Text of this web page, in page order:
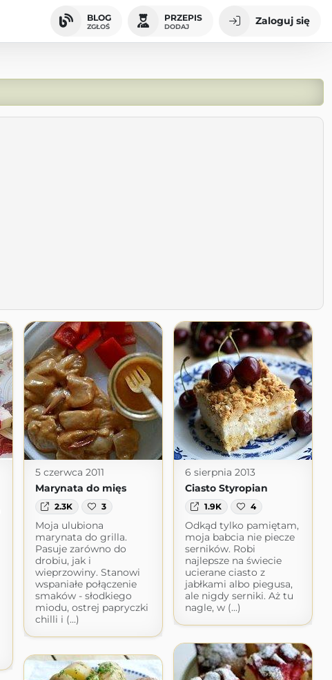
BLOG
ZGŁOŚ
PRZEPIS
DODAJ Zaloguj się
5 czerwca 2011
Marynata do mięs
2.3K 3
Moja ulubiona
marynata do grilla.
Pasuje zarówno do
drobiu, jak i
wieprzowiny. Stanowi
wspaniałe połączenie
smaków - słodkiego
miodu, ostrej papryczki
chilli i (...)
6 sierpnia 2013
Ciasto Styropian
1.9K 4
Odkąd tylko pamiętam,
moja babcia nie piecze
serników. Robi
najlepsze na świecie
ucierane ciasto z
jabłkami albo piegusa,
ale nigdy serniki. Aż tu
nagle, w (...)